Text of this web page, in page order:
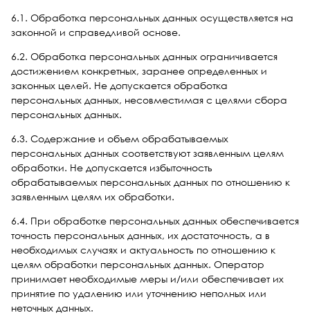
6.1. Обработка персональных данных осуществляется на
законной и справедливой основе.
6.2. Обработка персональных данных ограничивается
достижением конкретных, заранее определенных и
законных целей. Не допускается обработка
персональных данных, несовместимая с целями сбора
персональных данных.
6.3. Содержание и объем обрабатываемых
персональных данных соответствуют заявленным целям
обработки. Не допускается избыточность
обрабатываемых персональных данных по отношению к
заявленным целям их обработки.
6.4. При обработке персональных данных обеспечивается
точность персональных данных, их достаточность, а в
необходимых случаях и актуальность по отношению к
целям обработки персональных данных. Оператор
принимает необходимые меры и/или обеспечивает их
принятие по удалению или уточнению неполных или
неточных данных.